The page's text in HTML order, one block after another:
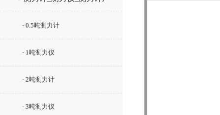
- 0.5吨测力计
- 1吨测力仪
- 2吨测力计
- 3吨测力仪